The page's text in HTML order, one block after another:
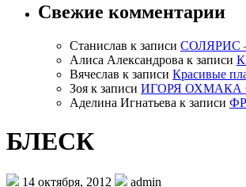
Свежие комментарии
Станислав к записи СОЛЯРИС
Алиса Александрова к записи
Вячеслав к записи Красивые
Зоя к записи ИГОРЯ ОХМАКА
Аделина Игнатьева к записи
БЛЕСК
14 октября, 2012 admin